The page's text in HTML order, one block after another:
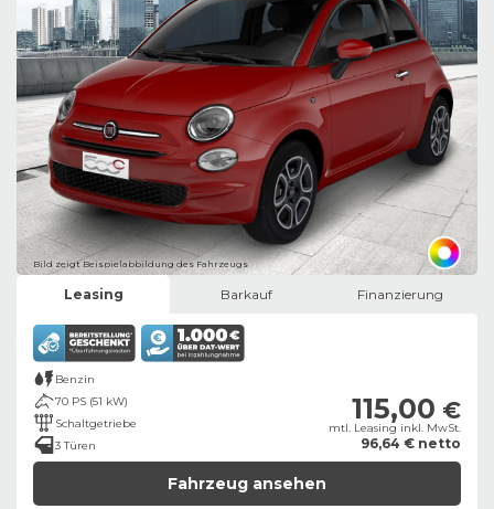
Bild zeigt Beispielabbildung des Fahrzeugs
Leasing Barkauf Finanzierung
Benzin
70 PS (51 kW)
Schaltgetriebe
3 Türen
115,00 €
mtl. Leasing inkl. MwSt.
96,64 € netto
Fahrzeug ansehen